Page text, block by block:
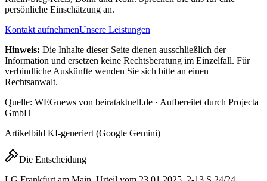
persönliche Einschätzung an.
Kontakt aufnehmenUnsere Leistungen
Hinweis: Die Inhalte dieser Seite dienen ausschließlich der
Information und ersetzen keine Rechtsberatung im Einzelfall. Für
verbindliche Auskünfte wenden Sie sich bitte an einen
Rechtsanwalt.
Quelle: WEGnews von beirataktuell.de · Aufbereitet durch Projecta
GmbH
Artikelbild KI-generiert (Google Gemini)
Die Entscheidung